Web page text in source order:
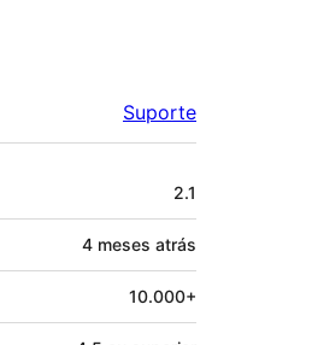
Suporte
2.1
4 meses atrás
10.000+